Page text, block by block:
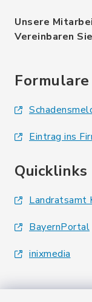
Unsere
Vereinbaren
Formulare
Eintrag ins
Quicklinks
Landratsamt
BayernPortal
inixmedia